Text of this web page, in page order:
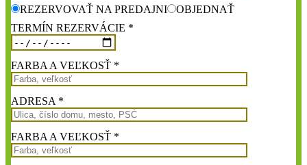
REZERVOVAŤ NA PREDAJNI
OBJEDNAŤ
TERMÍN REZERVÁCIE *
FARBA A VEĽKOSŤ *
ADRESA *
FARBA A VEĽKOSŤ *